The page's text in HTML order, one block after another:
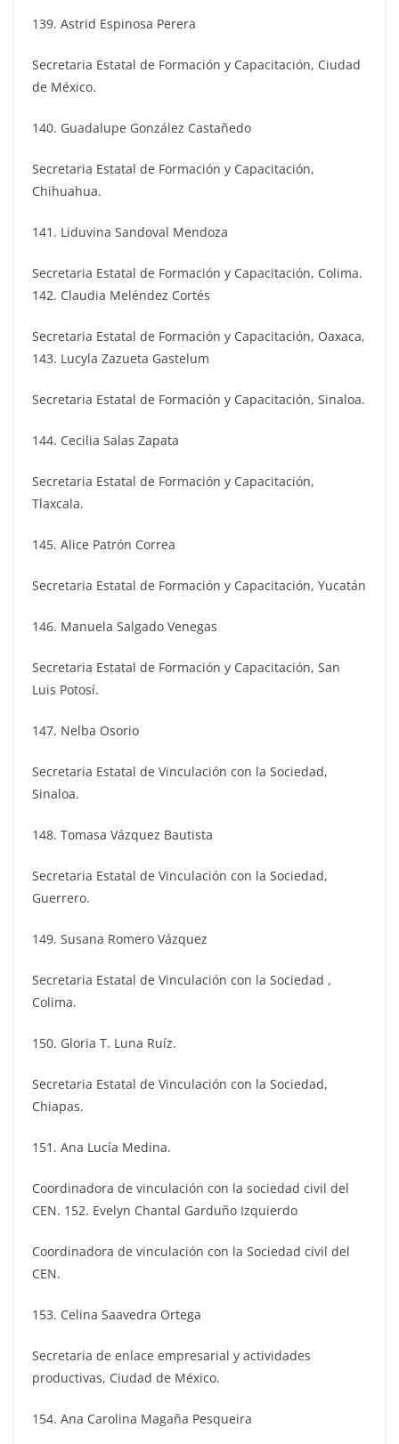
139. Astrid Espinosa Perera
Secretaria Estatal de Formación y Capacitación, Ciudad
de México.
140. Guadalupe González Castañedo
Secretaria Estatal de Formación y Capacitación,
Chihuahua.
141. Liduvina Sandoval Mendoza
Secretaria Estatal de Formación y Capacitación, Colima.
142. Claudia Meléndez Cortés
Secretaria Estatal de Formación y Capacitación, Oaxaca,
143. Lucyla Zazueta Gastelum
Secretaria Estatal de Formación y Capacitación, Sinaloa.
144. Cecilia Salas Zapata
Secretaria Estatal de Formación y Capacitación,
Tlaxcala.
145. Alice Patrón Correa
Secretaria Estatal de Formación y Capacitación, Yucatán
146. Manuela Salgado Venegas
Secretaria Estatal de Formación y Capacitación, San
Luis Potosí.
147. Nelba Osorio
Secretaria Estatal de Vinculación con la Sociedad,
Sinaloa.
148. Tomasa Vázquez Bautista
Secretaria Estatal de Vinculación con la Sociedad,
Guerrero.
149. Susana Romero Vázquez
Secretaria Estatal de Vinculación con la Sociedad ,
Colima.
150. Gloria T. Luna Ruíz.
Secretaria Estatal de Vinculación con la Sociedad,
Chiapas.
151. Ana Lucía Medina.
Coordinadora de vinculación con la sociedad civil del
CEN. 152. Evelyn Chantal Garduño Izquierdo
Coordinadora de vinculación con la Sociedad civil del
CEN.
153. Celina Saavedra Ortega
Secretaria de enlace empresarial y actividades
productivas, Ciudad de México.
154. Ana Carolina Magaña Pesqueira